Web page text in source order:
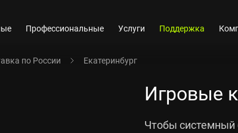
Профессиональные Услуги Поддержка
по России Екатеринбург
Игровые
Чтобы системный